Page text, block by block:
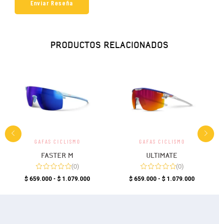
PRODUCTOS RELACIONADOS
GAFAS CICLISMO
FASTER M
(0)
$ 659.000 - $ 1.079.000
GAFAS CICLISMO
ULTIMATE
(0)
$ 659.000 - $ 1.079.000